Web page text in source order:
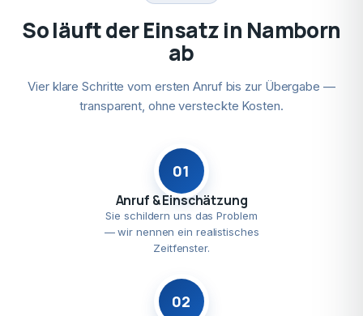
So läuft der Einsatz in Namborn
ab
Vier klare Schritte vom ersten Anruf bis zur Übergabe —
transparent, ohne versteckte Kosten.
01
Anruf & Einschätzung
Sie schildern uns das Problem
— wir nennen ein realistisches
Zeitfenster.
02